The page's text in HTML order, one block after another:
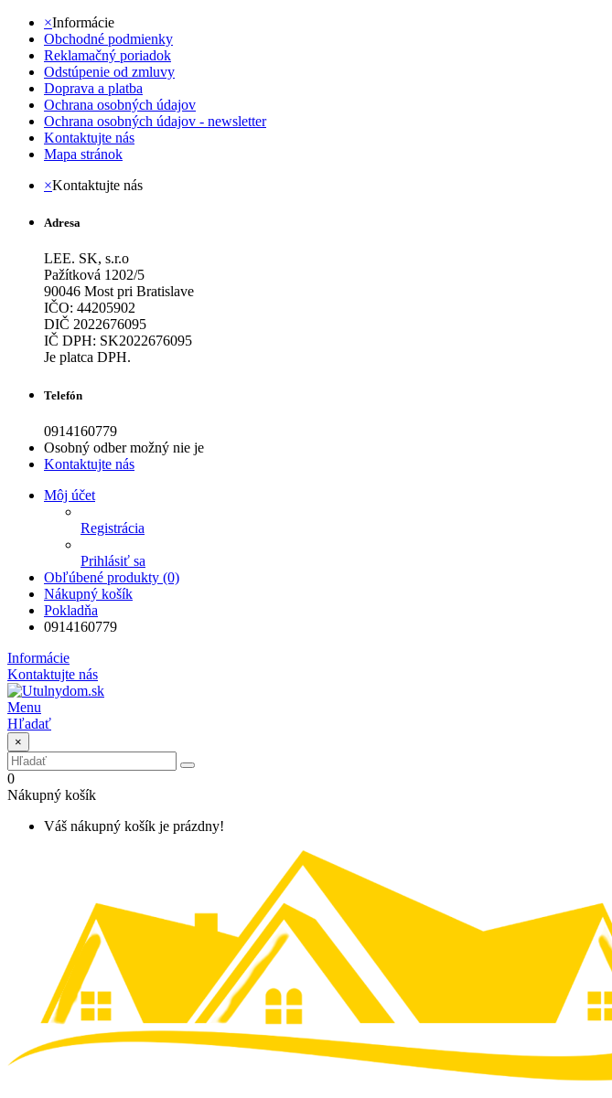
×Informácie
Obchodné podmienky
Reklamačný poriadok
Odstúpenie od zmluvy
Doprava a platba
Ochrana osobných údajov
Ochrana osobných údajov - newsletter
Kontaktujte nás
Mapa stránok
×Kontaktujte nás
Adresa
LEE. SK, s.r.o
Pažítková 1202/5
90046 Most pri Bratislave
IČO: 44205902
DIČ 2022676095
IČ DPH: SK2022676095
Je platca DPH.
Telefón
0914160779
Osobný odber možný nie je
Kontaktujte nás
Môj účet
Registrácia
Prihlásiť sa
Obľúbené produkty (0)
Nákupný košík
Pokladňa
0914160779
Informácie
Kontaktujte nás
Menu
Hľadať
×
0
Nákupný košík
Váš nákupný košík je prázdny!